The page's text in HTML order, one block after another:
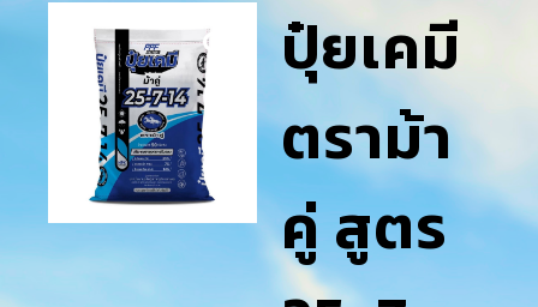
ปุ๋ยเคมี
ตราม้า
คู่ สูตร